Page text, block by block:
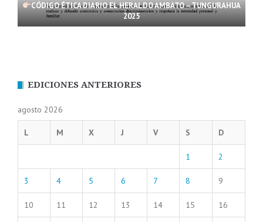
CÓDIGO ÉTICA DIARIO EL HERALDO AMBATO – TUNGURAHUA
2025
EDICIONES ANTERIORES
agosto 2026
L M X J V S D
1 2
3 4 5 6 7 8 9
10 11 12 13 14 15 16